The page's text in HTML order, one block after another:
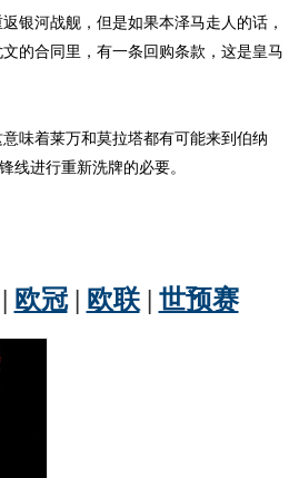
河战舰，但是如果本泽马走人的话，
的合同里，有一条回购条款，这是皇马
味着莱万和莫拉塔都有可能来到伯纳
线进行重新洗牌的必要。